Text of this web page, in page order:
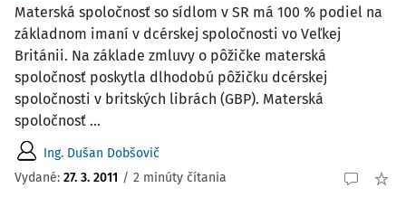
Materská spoločnosť so sídlom v SR má 100 % podiel na
základnom imaní v dcérskej spoločnosti vo Veľkej
Británii. Na základe zmluvy o pôžičke materská
spoločnosť poskytla dlhodobú pôžičku dcérskej
spoločnosti v britských librách (GBP). Materská
spoločnosť ...
Ing. Dušan Dobšovič
Vydané: 27. 3. 2011 / 2 minúty čítania